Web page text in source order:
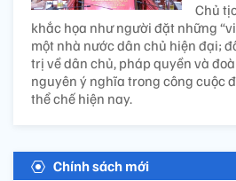
Chủ
khắc họa như người đặt những
một nhà nước dân chủ hiện đại;
trị về dân chủ, pháp quyền và
nguyên ý nghĩa trong công cuộc
thể chế hiện nay.
Chính sách mới